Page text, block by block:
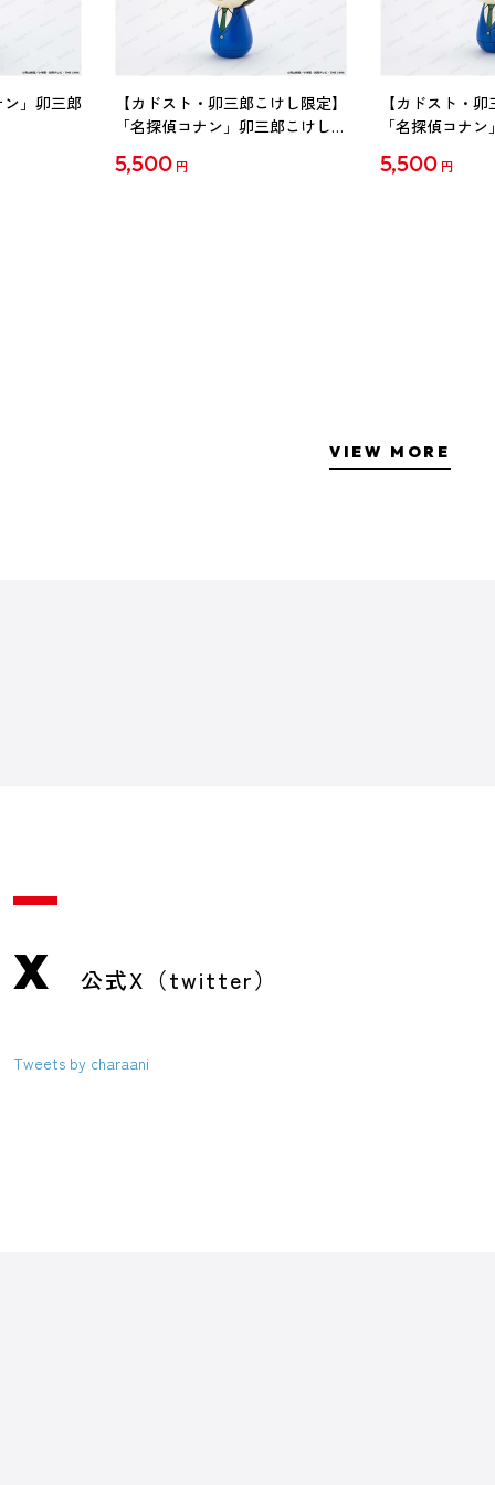
」卯三郎
【カドスト・卯三郎こけし限定】
「名探偵コナン」卯三郎こけし
5,500 円
【カドスト・
「名探偵コナ
5,500 円
VIEW MORE
X 公式X（twitter）
Tweets by charaani